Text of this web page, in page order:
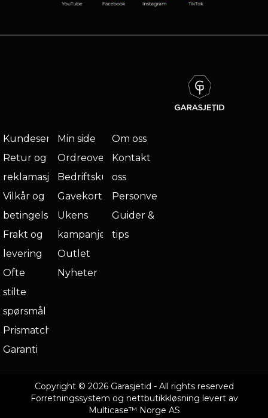
Kundeservice
Retur og
reklamasjon
Vilkår og
betingelser
Frakt og
levering
Ofte
stilte
spørsmål
Prismatch
Garanti
Min side
Ordreoversikt
Bedriftskunde
Gavekort
Ukens
kampanje
Outlet
Nyheter
Om oss
Kontakt
oss
Personvern
Guider &
tips
Copyright © 2026 Garasjetid - All rights reserved
Forretningssystem og nettbutikkløsning levert av
Multicase™ Norge AS